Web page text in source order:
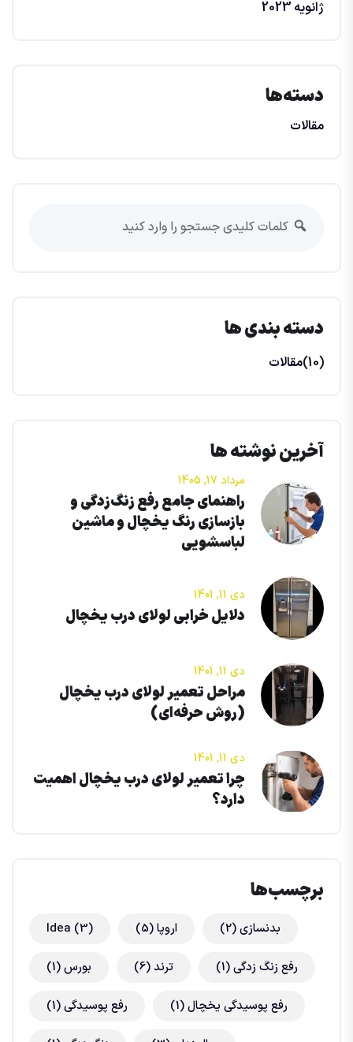
ژانویه 2023
دسته‌ها
مقالات
دسته بندی ها
مقالات (10)
آخرین نوشته ها
مرداد 17, 1405
راهنمای جامع رفع زنگ‌زدگی و
بازسازی رنگ یخچال و ماشین
لباسشویی
دی 11, 1401
دلایل خرابی لولای درب یخچال
دی 11, 1401
مراحل تعمیر لولای درب یخچال
(روش حرفه‌ای)
دی 11, 1401
چرا تعمیر لولای درب یخچال اهمیت
دارد؟
برچسب‌ها
Idea (3) اروپا(5) بدنسازی(2)
بورس(1) ترند(6) رفع زنگ زدگی(1)
رفع پوسیدگی(1) رفع پوسیدگی یخچال(1)